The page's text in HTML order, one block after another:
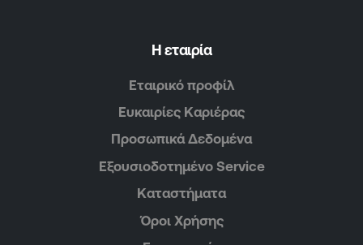
Η εταιρία
Εταιρικό προφίλ
Ευκαιρίες Καριέρας
Προσωπικά Δεδομένα
Εξουσιοδοτημένο Service
Καταστήματα
Όροι Χρήσης